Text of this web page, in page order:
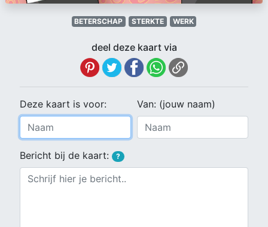
BETERSCHAP STERKTE WERK
deel deze kaart via
Deze kaart is voor: Van: (jouw naam)
Bericht bij de kaart: ?